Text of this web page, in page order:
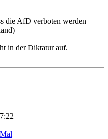
die AfD verboten werden
in der Diktatur auf.